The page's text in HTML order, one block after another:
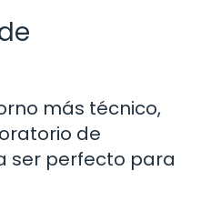
más técnico,
de
ser perfecto para